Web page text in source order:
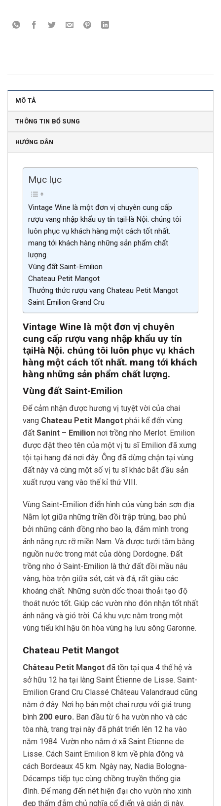
MÔ TẢ
THÔNG TIN BỔ SUNG
HƯỚNG DẪN
Mục lục
Vintage Wine là một đơn vị chuyên cung cấp
rượu vang nhập khẩu uy tín tạiHà Nội. chúng tôi
luôn phục vụ khách hàng một cách tốt nhất.
mang tới khách hàng những sản phẩm chất
lượng.
Vùng đất Saint-Emilion
Chateau Petit Mangot
Thưởng thức rượu vang Chateau Petit Mangot
Saint Emilion Grand Cru
Vintage Wine là một đơn vị chuyên
cung cấp rượu vang nhập khẩu uy tín
tạiHà Nội. chúng tôi luôn phục vụ khách
hàng một cách tốt nhất. mang tới khách
hàng những sản phẩm chất lượng.
Vùng đất Saint-Emilion
Để cảm nhận được hương vị tuyệt vời của chai
vang Chateau Petit Mangot phải kể đến vùng
đất Sanint – Emilion nơi trồng nho Merlot. Emilion
được đặt theo tên của một vị tu sĩ Emilion đã xưng
tội tại hang đá nơi đây. Ông đã dừng chận tại vùng
đất này và cùng một số vị tu sĩ khác bắt đầu sản
xuất rượu vang vào thế kỉ thứ VIII.
Vùng Saint-Emilion điển hình của vùng bán sơn địa.
Nằm lọt giữa những triền đồi trập trùng, bao phủ
bởi những cánh đồng nho bao la, đắm mình trong
ánh nắng rực rỡ miền Nam. Và được tưới tắm bằng
nguồn nước trong mát của dòng Dordogne. Đất
trồng nho ở Saint-Emilion là thứ đất đồi mầu nâu
vàng, hòa trộn giữa sét, cát và đá, rất giàu các
khoáng chất. Những sườn dốc thoai thoải tạo độ
thoát nước tốt. Giúp các vườn nho đón nhận tốt nhất
ánh nắng và gió trời. Cả khu vực nằm trong một
vùng tiểu khí hậu ôn hòa vùng hạ lưu sông Garonne.
Chateau Petit Mangot
Château Petit Mangot đã tồn tại qua 4 thế hệ và
sở hữu 12 ha tại làng Saint Étienne de Lisse. Saint-
Emilion Grand Cru Classé Château Valandraud cũng
nằm ở đây. Nơi họ bán một chai rượu với giá trung
bình 200 euro. Ban đầu từ 6 ha vườn nho và các
tòa nhà, trang trại này đã phát triển lên 12 ha vào
năm 1984. Vườn nho nằm ở xã Saint Etienne de
Lisse. Cách Saint Emilion 8 km về phía đông và
cách Bordeaux 45 km. Ngày nay, Nadia Bologna-
Décamps tiếp tục cùng chồng truyền thống gia
đình. Để mang đến nét hiện đại cho vườn nho xinh
đẹp thấm đẫm chủ nghĩa cổ điển và giản dị này.